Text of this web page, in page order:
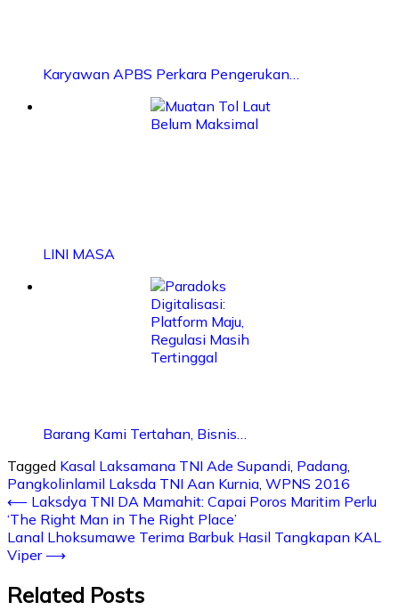
Karyawan APBS Perkara Pengerukan…
LINI MASA
Barang Kami Tertahan, Bisnis…
Tagged Kasal Laksamana TNI Ade Supandi, Padang,
Pangkolinlamil Laksda TNI Aan Kurnia, WPNS 2016
⟵ Laksdya TNI DA Mamahit: Capai Poros Maritim Perlu
‘The Right Man in The Right Place’
Lanal Lhoksumawe Terima Barbuk Hasil Tangkapan KAL
Viper ⟶
Related Posts